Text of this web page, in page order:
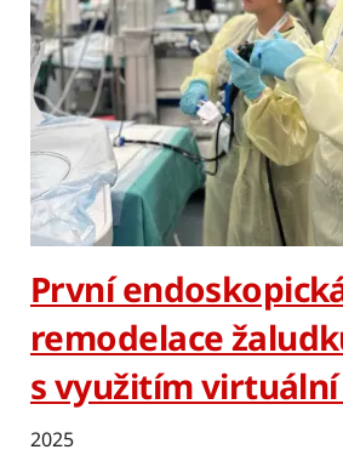
První
remodelace
s využitím
2025